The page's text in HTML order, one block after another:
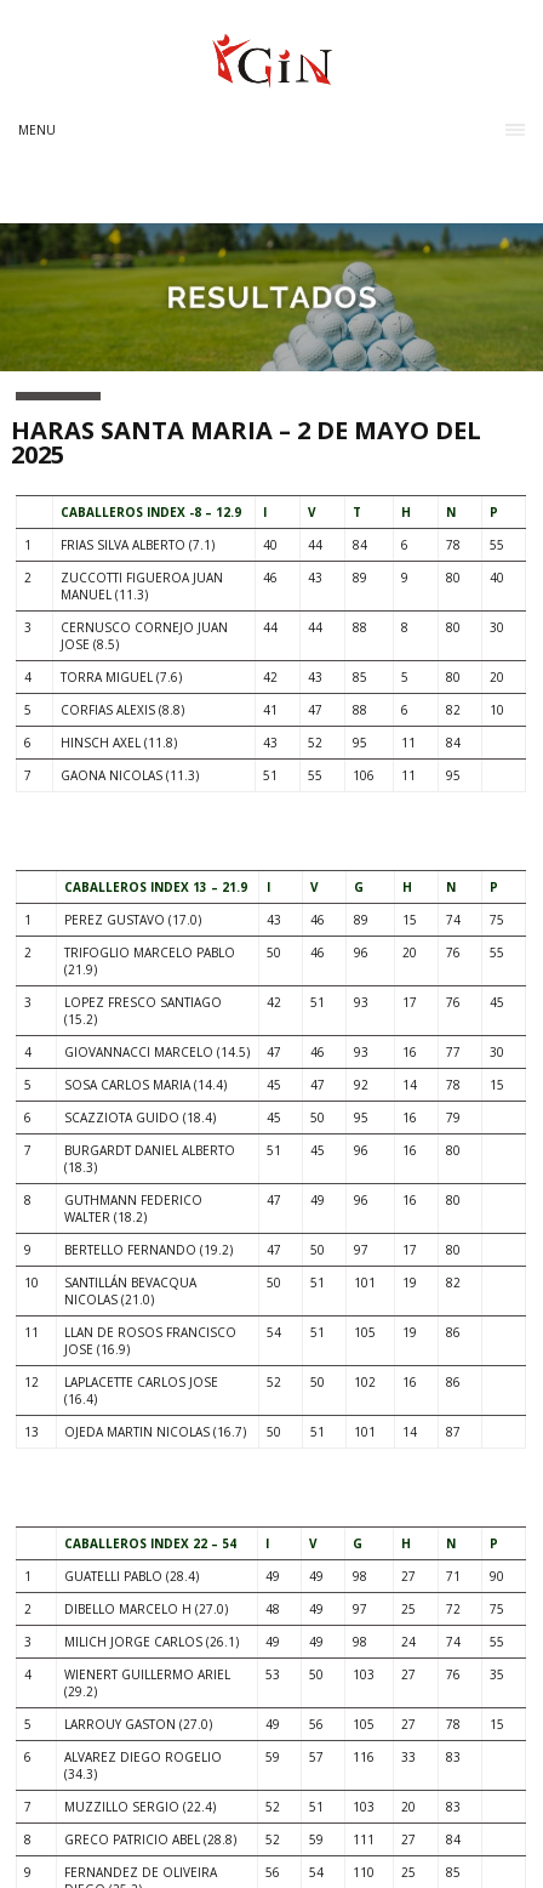
MENU
HARAS SANTA MARIA – 2 DE MAYO DEL
2025
CABALLEROS INDEX -8 – 12.9 I V T H N
P
1
FRIAS SILVA ALBERTO (7.1) 40 44 84 6 78
55
2
ZUCCOTTI FIGUEROA JUAN
MANUEL (11.3)
46 43 89 9 80 40
3
CERNUSCO CORNEJO JUAN
JOSE (8.5)
44 44 88 8 80 30
4 TORRA MIGUEL (7.6) 42 43 85 5 80
20
5
CORFIAS ALEXIS (8.8) 41 47 88 6 82
10
6
HINSCH AXEL (11.8) 43 52 95 11
84
7
GAONA NICOLAS (11.3) 51 55 106 11 95
CABALLEROS INDEX 13 – 21.9 I V G H N
P
1
PEREZ GUSTAVO (17.0) 43 46 89 15 74
75
2
TRIFOGLIO MARCELO PABLO
(21.9)
50 46 96 20 76 55
3
LOPEZ FRESCO SANTIAGO
(15.2)
42 51 93 17 76 45
4 GIOVANNACCI MARCELO (14.5) 47 46 93 16 77
30
5
SOSA CARLOS MARIA (14.4) 45 47 92 14 78
15
6
SCAZZIOTA GUIDO (18.4) 45 50 95 16
79
7
BURGARDT DANIEL ALBERTO
(18.3)
51 45 96 16 80
8
GUTHMANN FEDERICO
WALTER (18.2)
47 49 96 16 80
9 BERTELLO FERNANDO (19.2) 47 50 97 17
80
10
SANTILLÁN BEVACQUA
NICOLAS (21.0)
50 51 101 19 82
11
LLAN DE ROSOS FRANCISCO
JOSE (16.9)
54 51 105 19 86
12
LAPLACETTE CARLOS JOSE
(16.4)
52 50 102 16 86
13 OJEDA MARTIN NICOLAS (16.7) 50 51 101 14 87
CABALLEROS INDEX 22 – 54 I V G H N
P
1
GUATELLI PABLO (28.4) 49 49 98 27 71
90
2
DIBELLO MARCELO H (27.0) 48 49 97 25 72
75
3
MILICH JORGE CARLOS (26.1) 49 49 98 24 74
55
4
WIENERT GUILLERMO ARIEL
(29.2)
53 50 103 27 76 35
5 LARROUY GASTON (27.0) 49 56 105 27 78
15
6
ALVAREZ DIEGO ROGELIO
(34.3)
59 57 116 33 83
7 MUZZILLO SERGIO (22.4) 52 51 103 20
83
8
GRECO PATRICIO ABEL (28.8) 52 59 111 27
84
9
FERNANDEZ DE OLIVEIRA
56 54 110 25 85